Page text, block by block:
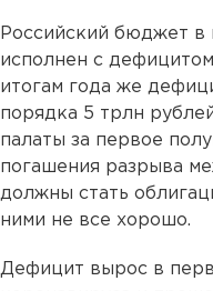
Российский бюджет в
исполнен с
итогам года же
порядка 5 трлн
палаты за первое
погашения разрыва
должны стать
ними не все хорошо.
Дефицит вырос в